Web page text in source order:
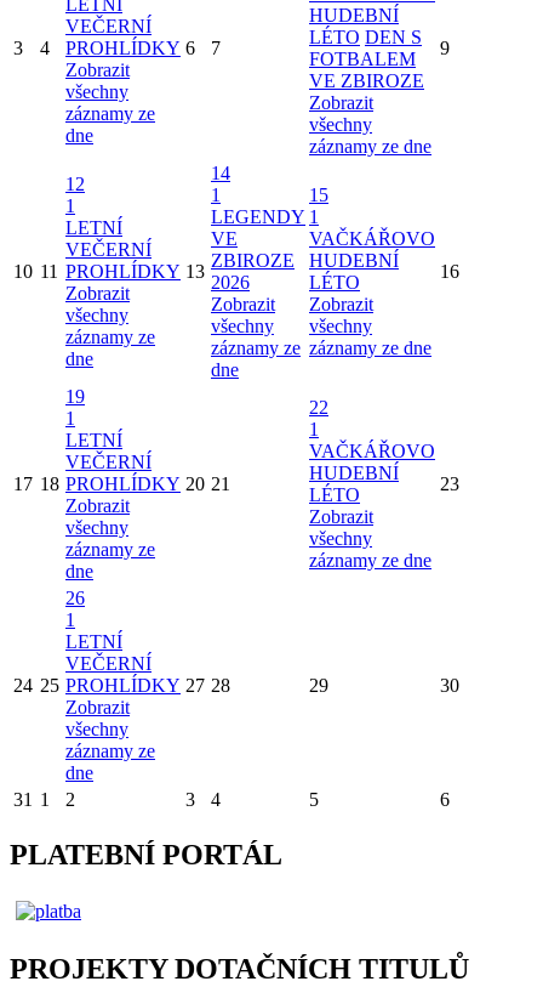
3 4
VEČERNÍ
PROHLÍDKY
Zobrazit
všechny
záznamy ze
dne
6 7
HUDEBNÍ
LÉTO DEN S
FOTBALEM
VE ZBIROZE
Zobrazit
všechny
záznamy ze dne
9
10 11
12
1
LETNÍ
VEČERNÍ
PROHLÍDKY
Zobrazit
všechny
záznamy ze
dne
13
14
1
LEGENDY
VE
ZBIROZE
2026
Zobrazit
všechny
záznamy ze
dne
15
1
VAČKÁŘOVO
HUDEBNÍ
LÉTO
Zobrazit
všechny
záznamy ze dne
16
17 18
19
1
LETNÍ
VEČERNÍ
PROHLÍDKY
Zobrazit
všechny
záznamy ze
dne
20 21
22
1
VAČKÁŘOVO
HUDEBNÍ
LÉTO
Zobrazit
všechny
záznamy ze dne
23
24 25
26
1
LETNÍ
VEČERNÍ
PROHLÍDKY
Zobrazit
všechny
záznamy ze
dne
27 28 29 30
31 1 2 3 4 5 6
PLATEBNÍ PORTÁL
PROJEKTY DOTAČNÍCH TITULŮ